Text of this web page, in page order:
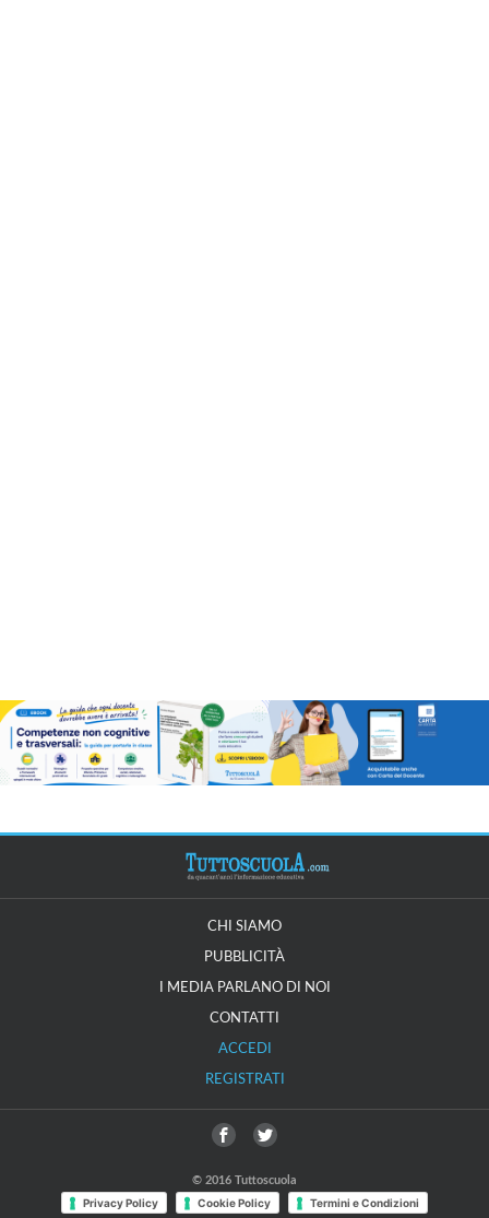
CHI SIAMO
PUBBLICITÀ
I MEDIA PARLANO DI NOI
CONTATTI
ACCEDI
REGISTRATI
© 2016 Tuttoscuola
Privacy Policy Cookie Policy Termini e Condizioni